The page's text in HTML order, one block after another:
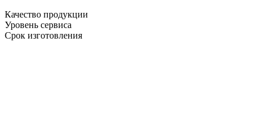
Качество продукции
Уровень сервиса
Срок изготовления